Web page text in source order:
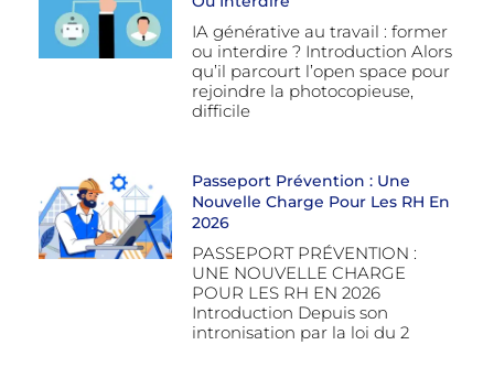
IA générative au travail : former
ou interdire ? Introduction Alors
qu’il parcourt l’open space pour
rejoindre la photocopieuse,
difficile
Passeport Prévention : Une
Nouvelle Charge Pour Les RH En
2026
PASSEPORT PRÉVENTION :
UNE NOUVELLE CHARGE
POUR LES RH EN 2026
Introduction Depuis son
intronisation par la loi du 2